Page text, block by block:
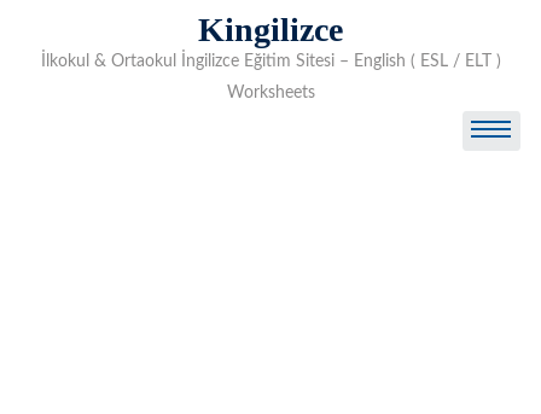
content
Kingilizce
İlkokul & Ortaokul İngilizce Eğitim Sitesi – English ( ESL / ELT )
Worksheets